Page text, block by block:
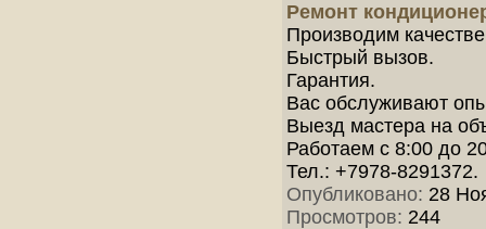
Ремонт
Производим
Быстрый вызов.
Гарантия.
Вас обслуживают
Выезд мастера на
Работаем с 8:00 до
Тел.: +7978-8291372.
Опубликовано: 28
Просмотров: 244